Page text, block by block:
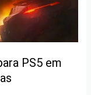
PS5 em